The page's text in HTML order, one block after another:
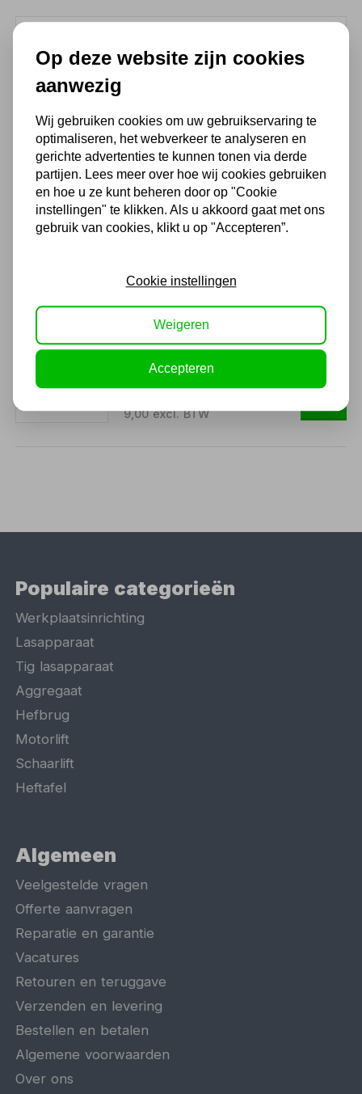
(4,3/ 5)
Chat met ons van 9:00 tot 21:00 !
Voor 16.00 u besteld, dezelfde dag
verzonden
(Technische) Vragen ? Bel ons +31
548 51 75 75
1.500 m2 winkel in Rijssen !
Twents familiebedrijf sinds 1992 !
Ook handig
Startkabelklem 1000amp
10,89
9,00 excl. BTW
Populaire categorieën
Werkplaatsinrichting
Lasapparaat
Tig lasapparaat
Aggregaat
Hefbrug
Motorlift
Schaarlift
Heftafel
Algemeen
Veelgestelde vragen
Offerte aanvragen
Reparatie en garantie
Vacatures
Retouren en teruggave
Verzenden en levering
Bestellen en betalen
Algemene voorwaarden
Over ons
Op deze website zijn cookies
aanwezig
Wij gebruiken cookies om uw gebruikservaring te
optimaliseren, het webverkeer te analyseren en
gerichte advertenties te kunnen tonen via derde
partijen. Lees meer over hoe wij cookies gebruiken
en hoe u ze kunt beheren door op "Cookie
instellingen" te klikken. Als u akkoord gaat met ons
gebruik van cookies, klikt u op "Accepteren”.
Cookie instellingen
Weigeren
Accepteren